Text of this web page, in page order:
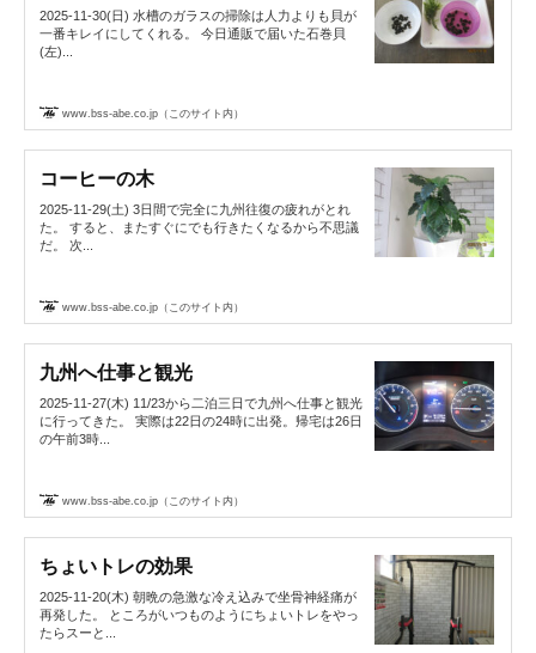
2025-11-30(日) 水槽のガラスの掃除は人力よりも貝が
一番キレイにしてくれる。 今日通販で届いた石巻貝
(左)...
www.bss-abe.co.jp（このサイト内）
コーヒーの木
2025-11-29(土) 3日間で完全に九州往復の疲れがとれ
た。 すると、またすぐにでも行きたくなるから不思議
だ。 次...
www.bss-abe.co.jp（このサイト内）
九州へ仕事と観光
2025-11-27(木) 11/23から二泊三日で九州へ仕事と観光
に行ってきた。 実際は22日の24時に出発。帰宅は26日
の午前3時...
www.bss-abe.co.jp（このサイト内）
ちょいトレの効果
2025-11-20(木) 朝晩の急激な冷え込みで坐骨神経痛が
再発した。 ところがいつものようにちょいトレをやっ
たらスーと...